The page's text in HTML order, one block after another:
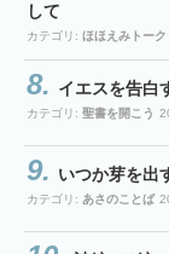
して
カテゴリ: ほほえみトーク
イエスを告白
カテゴリ: 聖書を開こう
いつか芽を出
カテゴリ: あさのことば